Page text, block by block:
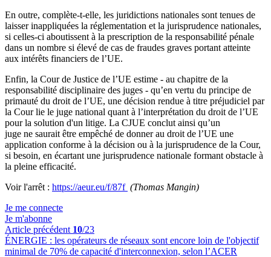
En outre, complète-t-elle, les juridictions nationales sont tenues de
laisser inappliquées la réglementation et la jurisprudence nationales,
si celles-ci aboutissent à la prescription de la responsabilité pénale
dans un nombre si élevé de cas de fraudes graves portant atteinte
aux intérêts financiers de l’UE.
Enfin, la Cour de Justice de l’UE estime - au chapitre de la
responsabilité disciplinaire des juges - qu’en vertu du principe de
primauté du droit de l’UE, une décision rendue à titre préjudiciel par
la Cour lie le juge national quant à l’interprétation du droit de l’UE
pour la solution d'un litige. La CJUE conclut ainsi qu’un
juge ne saurait être empêché de donner au droit de l’UE une
application conforme à la décision ou à la jurisprudence de la Cour,
si besoin, en écartant une jurisprudence nationale formant obstacle à
la pleine efficacité.
Voir l'arrêt : https://aeur.eu/f/87f (Thomas Mangin)
Je me connecte
Je m'abonne
Article précédent 10/23
ÉNERGIE : les opérateurs de réseaux sont encore loin de l'objectif
minimal de 70% de capacité d'interconnexion, selon l’ACER